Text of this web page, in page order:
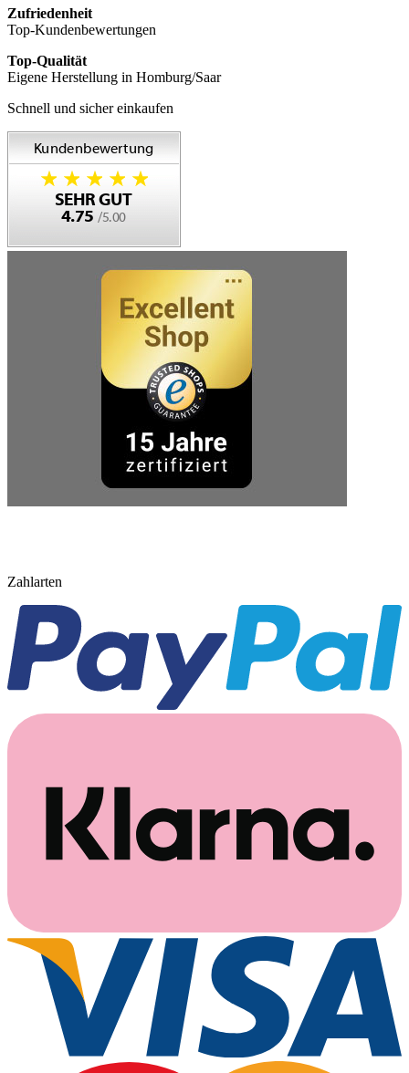
Zufriedenheit
Top-Kundenbewertungen
Top-Qualität
Eigene Herstellung in Homburg/Saar
Schnell und sicher einkaufen
Zahlarten